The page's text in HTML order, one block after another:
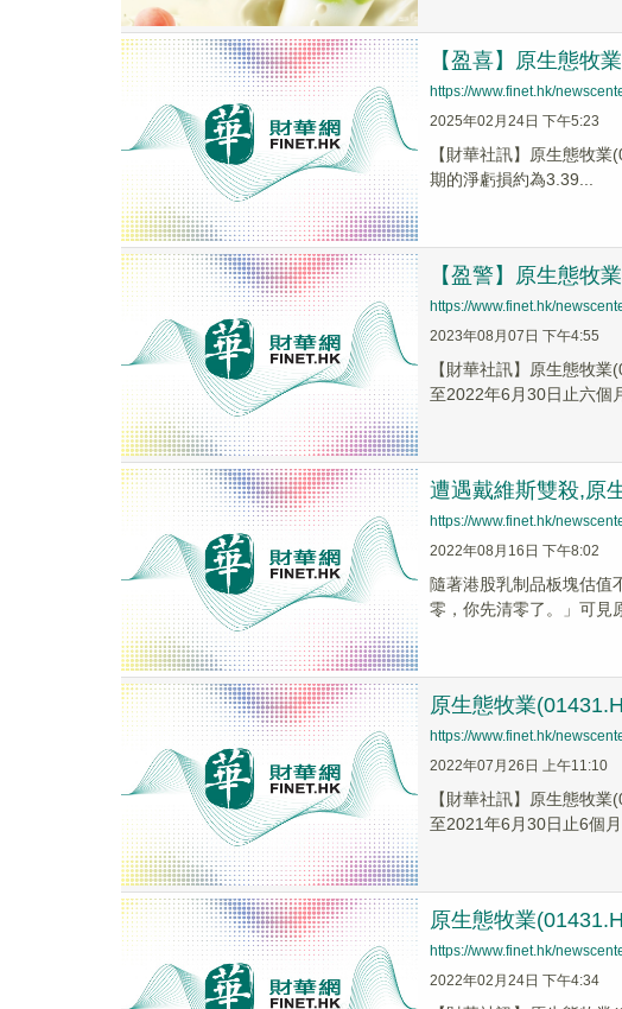
【盈喜】原生態牧
https://www.finet.hk/
2025年02月24日 下午5:23
【財華社訊】原生態牧
期的淨虧損約為3.39...
【盈警】原生態牧
https://www.finet.hk/
2023年08月07日 下午4:55
【財華社訊】原生態牧
至2022年6月30日止六個
遭遇戴維斯雙殺,原
https://www.finet.hk/
2022年08月16日 下午8:02
隨著港股乳制品板塊估值
零，你先清零了。」可見
原生態牧業
https://www.finet.hk/
2022年07月26日 上午11:10
【財華社訊】原生態牧
至2021年6月30日止6個月
原生態牧業
https://www.finet.hk/
2022年02月24日 下午4:34